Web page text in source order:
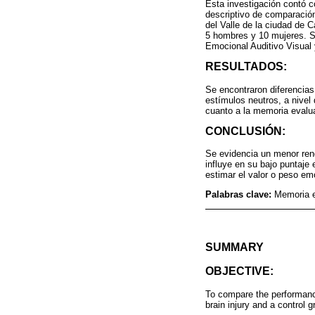
Esta investigación contó
descriptivo de
del Valle de la ciudad de
5 hombres y 10 mujeres.
Emocional Auditivo
RESULTADOS:
Se encontraron
estímulos neutros, a nivel
cuanto a la memoria
CONCLUSIÓN:
Se evidencia un menor
influye en su bajo puntaje
estimar el valor o peso
Palabras clave: Memoria
SUMMARY
OBJECTIVE:
To compare the
brain injury and a control